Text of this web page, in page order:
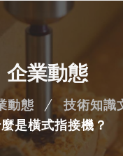
企業動態
動態
技術知識
是橫式指接機？